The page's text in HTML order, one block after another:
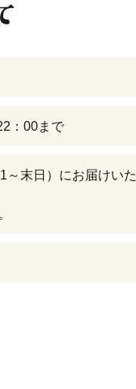
：00まで
～末日）にお届けいた